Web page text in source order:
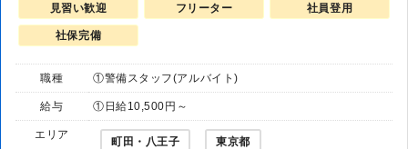
見習い歓迎 フリーター 社員登用
社保完備
職種 ①警備スタッフ(アルバイト)
給与 ①日給10,500円～
エリア
町田・八王子 東京都